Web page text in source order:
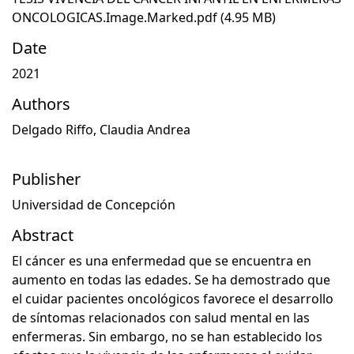
ONCOLOGICAS.Image.Marked.pdf(4.95 MB)
Date
2021
Authors
Delgado Riffo, Claudia Andrea
Publisher
Universidad de Concepción
Abstract
El cáncer es una enfermedad que se encuentra en
aumento en todas las edades. Se ha demostrado que
el cuidar pacientes oncológicos favorece el desarrollo
de síntomas relacionados con salud mental en las
enfermeras. Sin embargo, no se han establecido los